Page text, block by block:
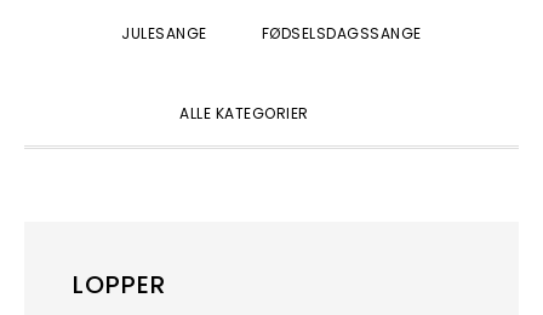
JULESANGE FØDSELSDAGSSANGE
ALLE KATEGORIER
LOPPER